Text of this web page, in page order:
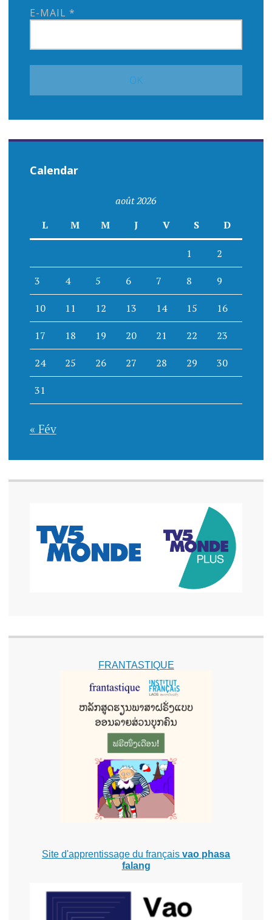
E-MAIL *
Calendar
août 2026
L
M M J V S D
1 2
3 4 5 6 7 8 9
10 11 12 13 14 15 16
17 18 19 20 21 22 23
24 25 26 27 28 29 30
31
« Fév
FRANTASTIQUE
Site d'apprentissage du français vao phasa
falang